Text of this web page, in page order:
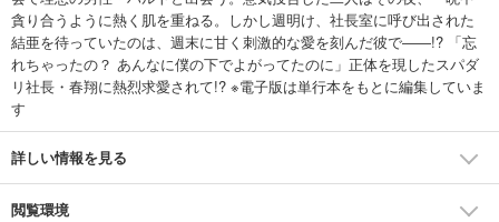
貪り合うように熱く肌を重ねる。しかし週明け、社長室に呼び出された
結亜を待っていたのは、週末に甘く刺激的な愛を刻んだ彼で――!? 「忘
れちゃったの？ あんなに僕の下でよがってたのに」正体を現したスパダ
リ社長・春翔に熱烈求愛されて!? ※電子版は単行本をもとに編集していま
す
詳しい情報を見る
閲覧環境